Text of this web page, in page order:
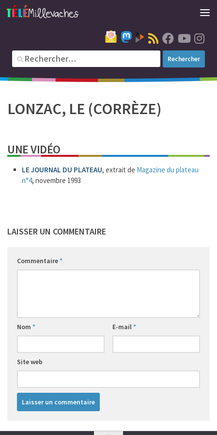
LONZAC, LE (CORRÈZE)
UNE VIDÉO
LE JOURNAL DU PLATEAU, extrait de Magazine du plateau
n°4, novembre 1993
LAISSER UN COMMENTAIRE
Commentaire*
Nom * E-mail*
Site web